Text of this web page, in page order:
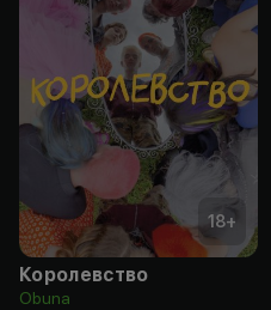
18+
Королевство
Obuna